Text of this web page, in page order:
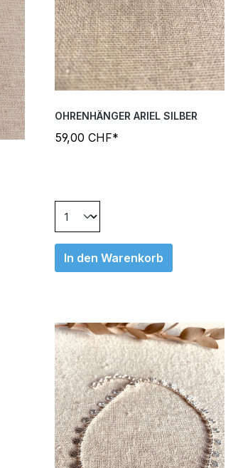
OHRENHÄNGER ARIEL SILBER
59,00 CHF*
In den Warenkorb